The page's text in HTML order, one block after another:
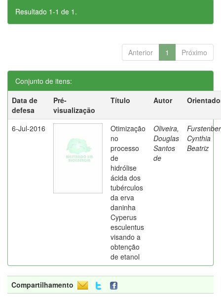
Resultado 1-1 de 1.
Anterior 1 Próximo
Conjunto de itens:
Data de
defesa
Pré-
visualização
Título Autor
6-Jul-2016
Otimização
no
processo
de
hidrólise
ácida dos
tubérculos
da erva
daninha
Cyperus
esculentus
visando a
obtenção
de etanol
Oliveira,
Douglas
Santos
de
Cynthia
Beatriz
Compartilhamento